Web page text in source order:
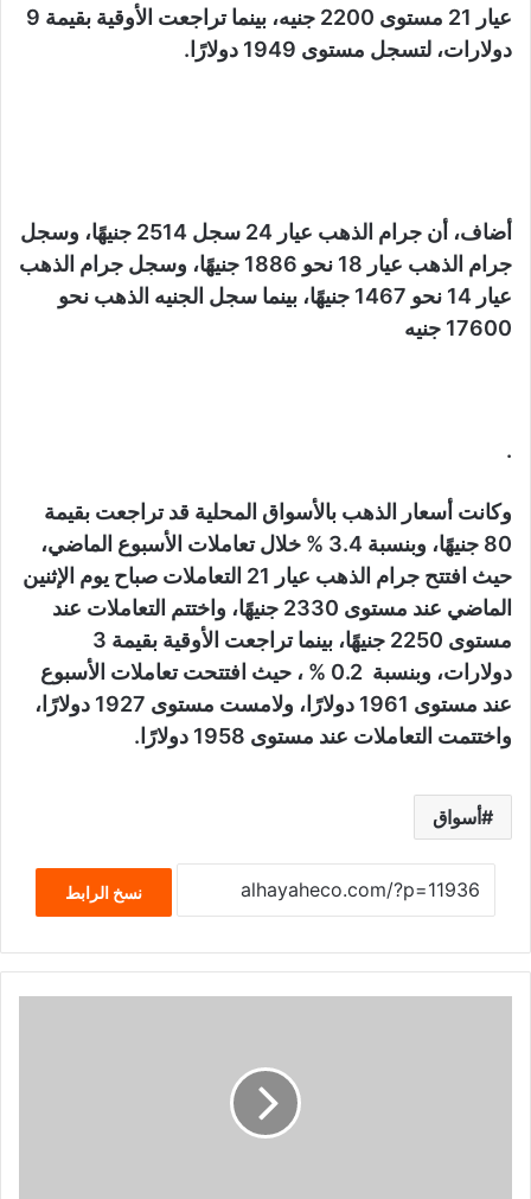
عيار 21 مستوى 2200 جنيه، بينما تراجعت الأوقية بقيمة 9
دولارات، لتسجل مستوى 1949 دولارًا.
أضاف، أن جرام الذهب عيار 24 سجل 2514 جنيهًا، وسجل
جرام الذهب عيار 18 نحو 1886 جنيهًا، وسجل جرام الذهب
عيار 14 نحو 1467 جنيهًا، بينما سجل الجنيه الذهب نحو
17600 جنيه
.
وكانت أسعار الذهب بالأسواق المحلية قد تراجعت بقيمة
80 جنيهًا، وبنسبة 3.4 % خلال تعاملات الأسبوع الماضي،
حيث افتتح جرام الذهب عيار 21 التعاملات صباح يوم الإثنين
الماضي عند مستوى 2330 جنيهًا، واختتم التعاملات عند
مستوى 2250 جنيهًا، بينما تراجعت الأوقية بقيمة 3
دولارات، وبنسبة 0.2 % ، حيث افتتحت تعاملات الأسبوع
عند مستوى 1961 دولارًا، ولامست مستوى 1927 دولارًا،
واختتمت التعاملات عند مستوى 1958 دولارًا.
أسواق
نسخ الرابط